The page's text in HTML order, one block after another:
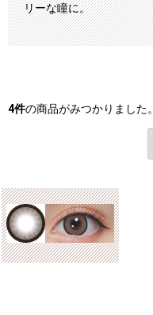
リーな瞳に。
4件の商品がみつかりました。